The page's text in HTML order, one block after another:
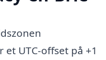
UTC-offset på +1